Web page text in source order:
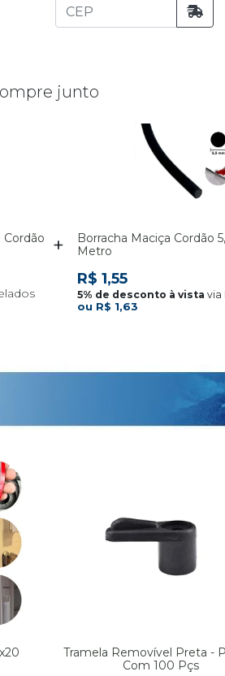
junto
Borracha Maciça Cordão
Metro
R$ 1,63
R$ 1,55
via
Tramela Removível Preta -
Com 100 Pçs